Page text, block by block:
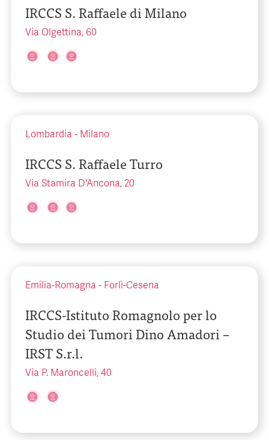
IRCCS S. Raffaele di Milano
Via Olgettina, 60
Lombardia - Milano
IRCCS S. Raffaele Turro
Via Stamira D'Ancona, 20
Emilia-Romagna - Forlì-Cesena
IRCCS-Istituto Romagnolo per lo
Studio dei Tumori Dino Amadori –
IRST S.r.l.
Via P. Maroncelli, 40